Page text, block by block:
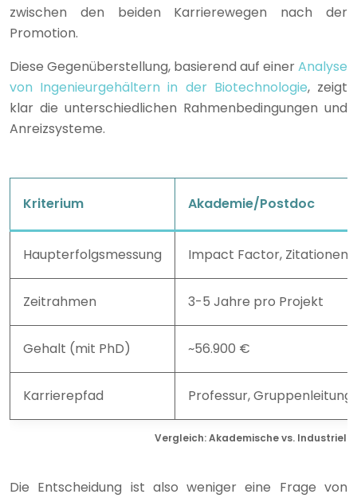
zwischen den beiden Karrierewegen nach der
Promotion.
Diese Gegenüberstellung, basierend auf einerAnalyse
von Ingenieurgehältern in der Biotechnologie, zeigt
klar die unterschiedlichen Rahmenbedingungen und
Anreizsysteme.
Vergleich: Akademische vs.
Kriterium Akademie/Postdoc
Haupterfolgsmessung Impact Factor, Zitationen
Zeitrahmen 3-5 Jahre pro Projekt
Gehalt (mit PhD) ~56.900 €
Karrierepfad Professur, Gruppenleitung
Die Entscheidung ist also weniger eine Frage von